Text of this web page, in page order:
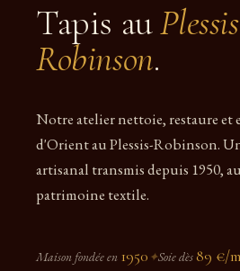
Tapis au
Robinson.
Notre atelier nettoie, restaure et
d'Orient au Plessis-Robinson.
artisanal transmis depuis 1950,
patrimoine textile.
Maison fondée en 1950 ✦Soie dès 89 €/